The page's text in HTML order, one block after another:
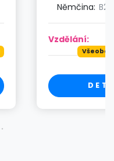
Němčina: B2
Vzdělání: